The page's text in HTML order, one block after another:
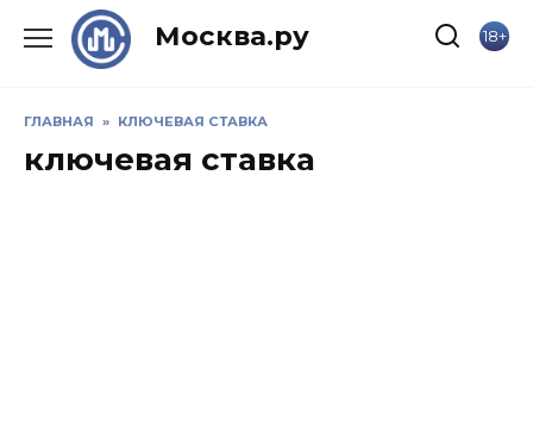
Москва.ру 18+
ГЛАВНАЯ » КЛЮЧЕВАЯ СТАВКА
ключевая ставка